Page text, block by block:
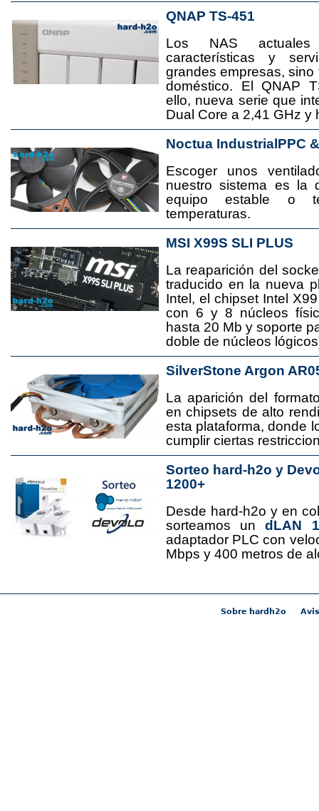
QNAP TS-451
Los NAS
características y
grandes empresas,
doméstico. El QNAP
ello, nueva serie que
Dual Core a 2,41 GHz y
Noctua IndustrialPPC
Escoger unos
nuestro sistema es la
equipo estable o
temperaturas.
MSI X99S SLI PLUS
La reaparición del
traducido en la nueva
Intel, el chipset Intel
con 6 y 8 núcleos
hasta 20 Mb y soporte
doble de núcleos
SilverStone Argon
La aparición del
en chipsets de alto
esta plataforma, donde
cumplir ciertas
Sorteo hard-h2o y
1200+
Desde hard-h2o y en
sorteamos undLAN
adaptador PLC con
Mbps y 400 metros de
Sobre hardh2o